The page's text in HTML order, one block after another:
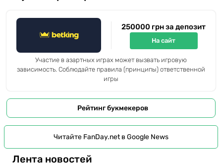
250000 грн за депозит
На сайт
Участие в азартных играх может вызвать игровую
зависимость. Соблюдайте правила (принципы) ответственной
игры
Рейтинг букмекеров
Читайте FanDay.net в Google News
Лента новостей